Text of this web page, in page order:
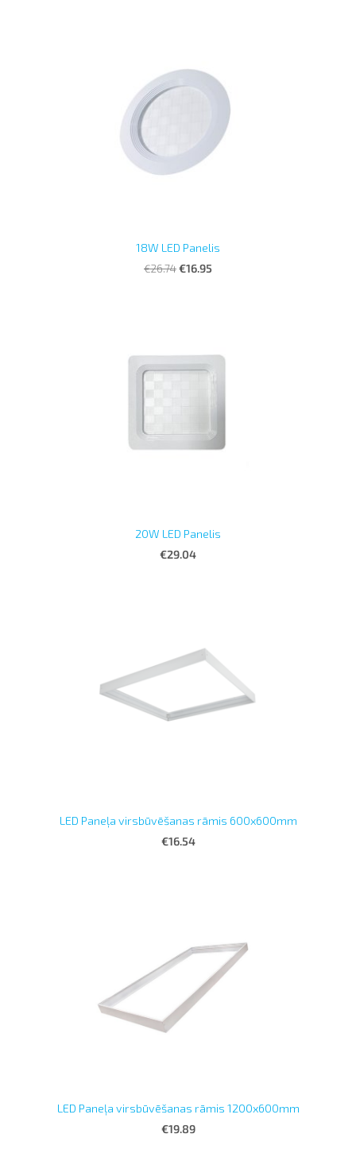
18W LED Panelis
€26.74€16.95
20W LED Panelis
€29.04
LED Paneļa virsbūvēšanas rāmis 600x600mm
€16.54
LED Paneļa virsbūvēšanas rāmis 1200x600mm
€19.89